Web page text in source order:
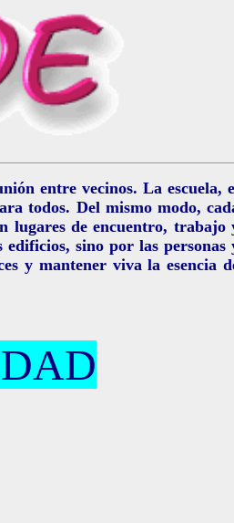
entre vecinos. La escuela,
todos. Del mismo modo,
lugares de encuentro, trabajo
sino por las personas
y mantener viva la esencia